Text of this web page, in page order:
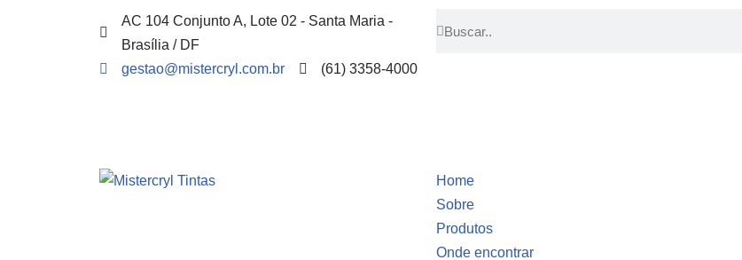
AC 104 Conjunto A, Lote 02 - Santa Maria -
Brasília / DF
gestao@mistercryl.com.br
(61) 3358-4000
Home
Sobre
Produtos
Onde encontrar